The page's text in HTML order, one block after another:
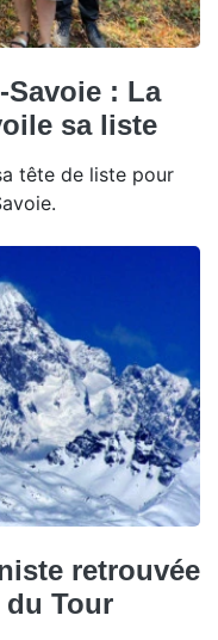
Savoie : La
sa liste
tête de liste pour
retrouvée
Tour